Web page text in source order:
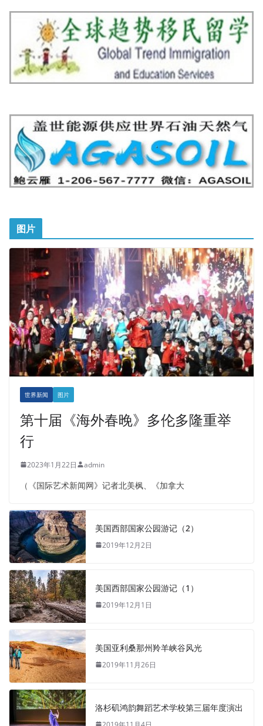
图片
世界新闻 图片
第十届《海外春晚》多伦多隆重举
行
2023年1月22日 admin
（《国际艺术新闻网》记者北美枫、《加拿大
美国西部国家公园游记（2）
2019年12月2日
美国西部国家公园游记（1）
2019年12月1日
美国亚利桑那州羚羊峡谷风光
2019年11月26日
洛杉矶鸿韵舞蹈艺术学校第三届年度演出